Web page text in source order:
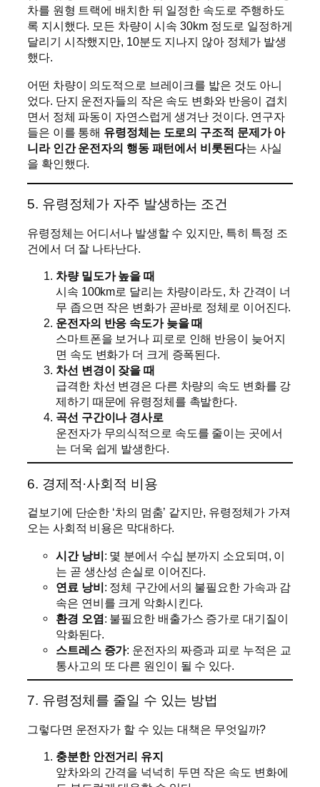
차를 원형 트랙에 배치한 뒤 일정한 속도로 주행하도
록 지시했다. 모든 차량이 시속 30km 정도로 일정하게
달리기 시작했지만, 10분도 지나지 않아 정체가 발생
했다.
어떤 차량이 의도적으로 브레이크를 밟은 것도 아니
었다. 단지 운전자들의 작은 속도 변화와 반응이 겹치
면서 정체 파동이 자연스럽게 생겨난 것이다. 연구자
들은 이를 통해 유령정체는 도로의 구조적 문제가 아
니라 인간 운전자의 행동 패턴에서 비롯된다는 사실
을 확인했다.
5. 유령정체가 자주 발생하는 조건
유령정체는 어디서나 발생할 수 있지만, 특히 특정 조
건에서 더 잘 나타난다.
차량 밀도가 높을 때
시속 100km로 달리는 차량이라도, 차 간격이 너
무 좁으면 작은 변화가 곧바로 정체로 이어진다.
운전자의 반응 속도가 늦을 때
스마트폰을 보거나 피로로 인해 반응이 늦어지
면 속도 변화가 더 크게 증폭된다.
차선 변경이 잦을 때
급격한 차선 변경은 다른 차량의 속도 변화를 강
제하기 때문에 유령정체를 촉발한다.
곡선 구간이나 경사로
운전자가 무의식적으로 속도를 줄이는 곳에서
는 더욱 쉽게 발생한다.
6. 경제적·사회적 비용
겉보기에 단순한 ‘차의 멈춤’ 같지만, 유령정체가 가져
오는 사회적 비용은 막대하다.
시간 낭비: 몇 분에서 수십 분까지 소요되며, 이
는 곧 생산성 손실로 이어진다.
연료 낭비: 정체 구간에서의 불필요한 가속과 감
속은 연비를 크게 악화시킨다.
환경 오염: 불필요한 배출가스 증가로 대기질이
악화된다.
스트레스 증가: 운전자의 짜증과 피로 누적은 교
통사고의 또 다른 원인이 될 수 있다.
7. 유령정체를 줄일 수 있는 방법
그렇다면 운전자가 할 수 있는 대책은 무엇일까?
충분한 안전거리 유지
앞차와의 간격을 넉넉히 두면 작은 속도 변화에